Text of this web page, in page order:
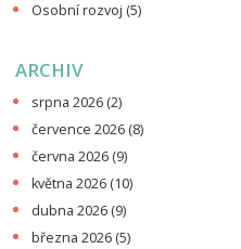
Osobní rozvoj (5)
ARCHIV
srpna 2026 (2)
července 2026 (8)
června 2026 (9)
května 2026 (10)
dubna 2026 (9)
března 2026 (5)